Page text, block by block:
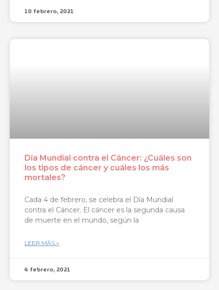
10 febrero, 2021
Día Mundial contra el Cáncer: ¿Cuáles son
los tipos de cáncer y cuáles los más
mortales?
Cada 4 de febrero, se celebra el Día Mundial
contra el Cáncer. El cáncer es la segunda causa
de muerte en el mundo, según la
LEER MÁS »
4 febrero, 2021